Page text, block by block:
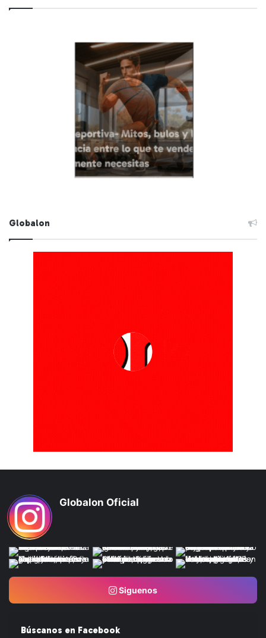
Globalon
Globalon Oficial
Siguenos
Búscanos en Facebook